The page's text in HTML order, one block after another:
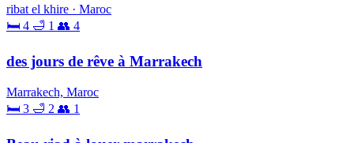
ribat el khire · Maroc
🛏 4 🛁 1 👥 4
des jours de rêve à Marrakech
Marrakech, Maroc
🛏 3 🛁 2 👥 1